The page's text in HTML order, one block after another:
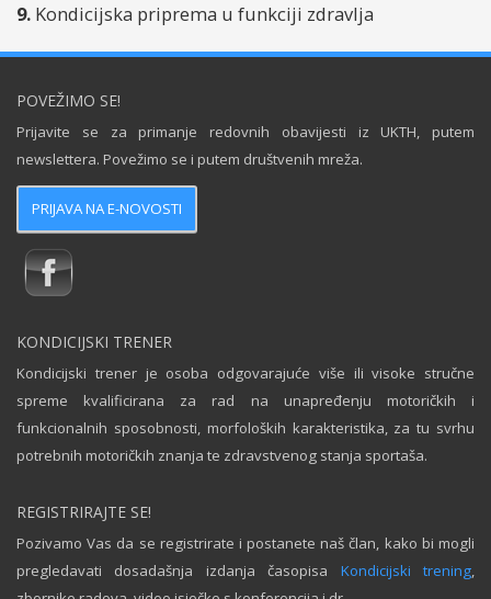
9. Kondicijska priprema u funkciji zdravlja
POVEŽIMO SE!
Prijavite se za primanje redovnih obavijesti iz UKTH, putem
newslettera. Povežimo se i putem društvenih mreža.
PRIJAVA NA E-NOVOSTI
KONDICIJSKI TRENER
Kondicijski trener je osoba odgovarajuće više ili visoke stručne
spreme kvalificirana za rad na unapređenju motoričkih i
funkcionalnih sposobnosti, morfoloških karakteristika, za tu svrhu
potrebnih motoričkih znanja te zdravstvenog stanja sportaša.
REGISTRIRAJTE SE!
Pozivamo Vas da se registrirate i postanete naš član, kako bi mogli
pregledavati dosadašnja izdanja časopisa Kondicijski trening,